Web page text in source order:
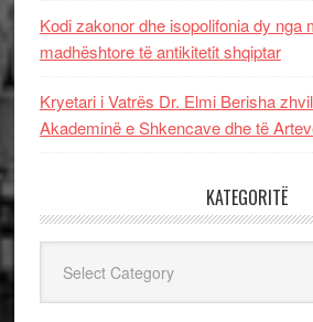
Kodi zakonor dhe isopolifonia dy nga
madhështore të antikitetit shqiptar
Kryetari i Vatrës Dr. Elmi Berisha
Akademinë e Shkencave dhe të
KATEGORITË